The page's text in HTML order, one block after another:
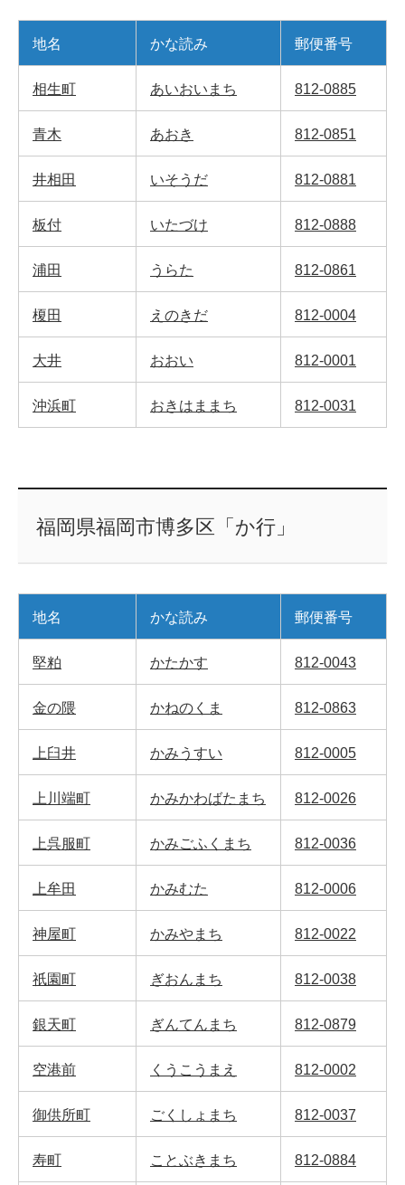
地名 かな読み 郵便番号
相生町 あいおいまち 812-0885
青木 あおき 812-0851
井相田 いそうだ 812-0881
板付 いたづけ 812-0888
浦田 うらた 812-0861
榎田 えのきだ 812-0004
大井 おおい 812-0001
沖浜町 おきはままち 812-0031
福岡県福岡市博多区「か行」
地名 かな読み 郵便番号
堅粕 かたかす 812-0043
金の隈 かねのくま 812-0863
上臼井 かみうすい 812-0005
上川端町 かみかわばたまち 812-0026
上呉服町 かみごふくまち 812-0036
上牟田 かみむた 812-0006
神屋町 かみやまち 812-0022
祇園町 ぎおんまち 812-0038
銀天町 ぎんてんまち 812-0879
空港前 くうこうまえ 812-0002
御供所町 ごくしょまち 812-0037
寿町 ことぶきまち 812-0884